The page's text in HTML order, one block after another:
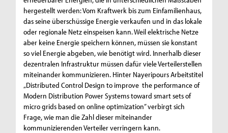
hergestellt werden: Vom Kraftwerk bis zum Einfamilienhaus,
das seine überschüssige Energie verkaufen und in das lokale
oder regionale Netz einspeisen kann. Weil elektrische Netze
aber keine Energie speichern können, müssen sie konstant
so viel Energie abgeben, wie benötigt wird. Innerhalb dieser
dezentralen Infrastruktur müssen dafür viele Verteilerstellen
miteinander kommunizieren. Hinter Nayeripours Arbeitstitel
„Distributed Control Design to improve the performance of
Modern Distribution Power Systems toward smart sets of
micro grids based on online optimization” verbirgt sich
Frage, wie man die Zahl dieser miteinander
kommunizierenden Verteiler verringern kann.